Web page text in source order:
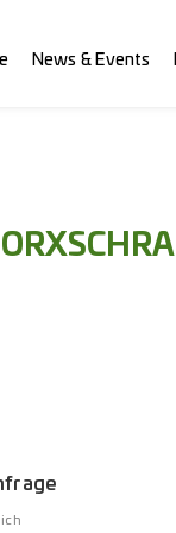
News & Events